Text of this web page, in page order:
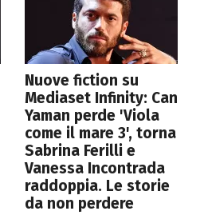
Nuove fiction su
Mediaset Infinity: Can
Yaman perde 'Viola
come il mare 3', torna
Sabrina Ferilli e
Vanessa Incontrada
raddoppia. Le storie
da non perdere